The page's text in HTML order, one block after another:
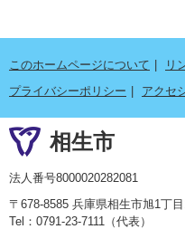
このホームページについて
リ
プライバシーポリシー
アクセ
相生市
法人番号8000020282081
〒678-8585 兵庫県相生市旭1丁
Tel：0791-23-7111（代表）